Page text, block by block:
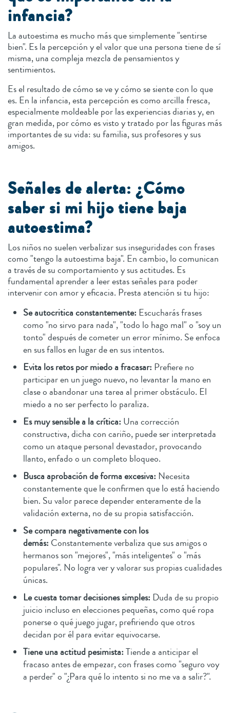
infancia?
La autoestima es mucho más que simplemente "sentirse
bien". Es la percepción y el valor que una persona tiene de sí
misma, una compleja mezcla de pensamientos y
sentimientos.
Es el resultado de cómo se ve y cómo se siente con lo que
es. En la infancia, esta percepción es como arcilla fresca,
especialmente moldeable por las experiencias diarias y, en
gran medida, por cómo es visto y tratado por las figuras más
importantes de su vida: su familia, sus profesores y sus
amigos.
Señales de alerta: ¿Cómo
saber si mi hijo tiene baja
autoestima?
Los niños no suelen verbalizar sus inseguridades con frases
como "tengo la autoestima baja". En cambio, lo comunican
a través de su comportamiento y sus actitudes. Es
fundamental aprender a leer estas señales para poder
intervenir con amor y eficacia. Presta atención si tu hijo:
Se autocritica constantemente: Escucharás frases
como "no sirvo para nada", "todo lo hago mal" o "soy un
tonto" después de cometer un error mínimo. Se enfoca
en sus fallos en lugar de en sus intentos.
Evita los retos por miedo a fracasar: Prefiere no
participar en un juego nuevo, no levantar la mano en
clase o abandonar una tarea al primer obstáculo. El
miedo a no ser perfecto lo paraliza.
Es muy sensible a la crítica: Una corrección
constructiva, dicha con cariño, puede ser interpretada
como un ataque personal devastador, provocando
llanto, enfado o un completo bloqueo.
Busca aprobación de forma excesiva: Necesita
constantemente que le confirmen que lo está haciendo
bien. Su valor parece depender enteramente de la
validación externa, no de su propia satisfacción.
Se compara negativamente con los
demás: Constantemente verbaliza que sus amigos o
hermanos son "mejores", "más inteligentes" o "más
populares". No logra ver y valorar sus propias cualidades
únicas.
Le cuesta tomar decisiones simples: Duda de su propio
juicio incluso en elecciones pequeñas, como qué ropa
ponerse o qué juego jugar, prefiriendo que otros
decidan por él para evitar equivocarse.
Tiene una actitud pesimista:Tiende a anticipar el
fracaso antes de empezar, con frases como "seguro voy
a perder" o "¿Para qué lo intento si no me va a salir?".